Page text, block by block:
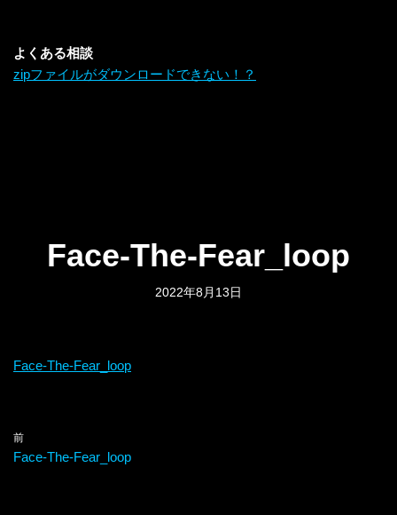
よくある相談
zipファイルがダウンロードできない！？
Face-The-Fear_loop
2022年8月13日
Face-The-Fear_loop
前
Face-The-Fear_loop